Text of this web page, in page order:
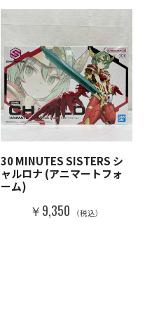
30 MINUTES SISTERS シ
ャルロナ (アニマートフォ
ーム)
￥9,350 （税込）